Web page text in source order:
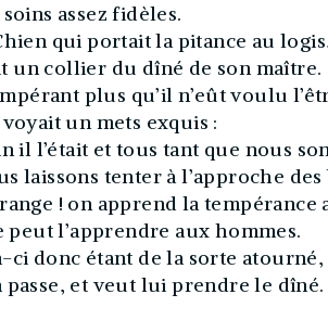
assez fidèles.
qui portait la pitance au
un collier du dîné de son maître.
plus qu’il n’eût voulu
un mets exquis :
il l’était et tous tant que nous
laissons tenter à l’approche des
! on apprend la tempérance
peut l’apprendre aux hommes.
ci donc étant de la sorte atourné,
passe, et veut lui prendre le dîné.